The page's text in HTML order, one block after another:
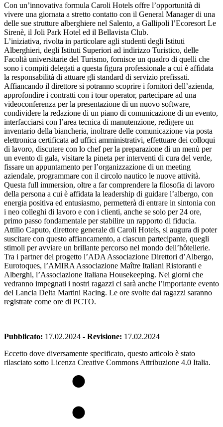
Con un’innovativa formula Caroli Hotels offre l’opportunità di
vivere una giornata a stretto contatto con il General Manager di una
delle sue strutture alberghiere nel Salento, a Gallipoli l’Ecoresort Le
Sirenè, il Joli Park Hotel ed il Bellavista Club.
L’iniziativa, rivolta in particolare agli studenti degli Istituti
Alberghieri, degli Istituti Superiori ad indirizzo Turistico, delle
Facoltà universitarie del Turismo, fornisce un quadro di quelli che
sono i compiti delegati a questa figura professionale a cui è affidata
la responsabilità di attuare gli standard di servizio prefissati.
Affiancando il direttore si potranno scoprire i fornitori dell’azienda,
approfondire i contratti con i tour operator, partecipare ad una
videoconferenza per la presentazione di un nuovo software,
condividere la redazione di un piano di comunicazione di un evento,
interfacciarsi con l’area tecnica di manutenzione, redigere un
inventario della biancheria, inoltrare delle comunicazione via posta
elettronica certificata ad uffici amministrativi, effettuare dei colloqui
di lavoro, discutere con lo chef per la preparazione di un menù per
un evento di gala, visitare la pineta per interventi di cura del verde,
fissare un appuntamento per l’organizzazione di un meeting
aziendale, programmare con il circolo nautico le nuove attività.
Questa full immersion, oltre a far comprendere la filosofia di lavoro
della persona a cui è affidata la leadership di guidare l’albergo, con
energia positiva ed entusiasmo, permetterà di entrare in sintonia con
i neo colleghi di lavoro e con i clienti, anche se solo per 24 ore,
primo passo fondamentale per stabilire un rapporto di fiducia.
Attilio Caputo, direttore generale di Caroli Hotels, si augura di poter
suscitare con questo affiancamento, a ciascun partecipante, quegli
stimoli per avviare un brillante percorso nel mondo dell’hôtellerie.
Tra i partner del progetto l’ADA Associazione Direttori d’Albergo,
Eurotoques, l’AMIRA Associazione Maître Italiani Ristoranti e
Alberghi, l’Associazione Italiana Housekeeping. Nei giorni che
vedranno impegnati i nostri ragazzi ci sarà anche l’importante evento
del Lancia Delta Martini Racing. Le ore svolte dai ragazzi saranno
registrate come ore di PCTO.
Pubblicato: 17.02.2024 - Revisione: 17.02.2024
Eccetto dove diversamente specificato, questo articolo è stato
rilasciato sotto Licenza Creative Commons Attribuzione 4.0 Italia.